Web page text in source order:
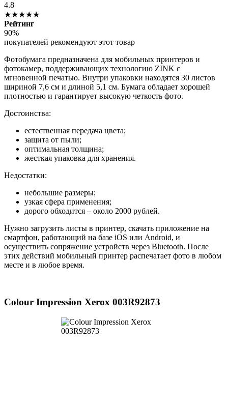
4.8
★★★★★
Рейтинг
90%
покупателей рекомендуют этот товар
Фотобумага предназначена для мобильных принтеров и
фотокамер, поддерживающих технологию ZINK с
мгновенной печатью. Внутри упаковки находятся 30 листов
шириной 7,6 см и длиной 5,1 см. Бумага обладает хорошей
плотностью и гарантирует высокую четкость фото.
Достоинства:
естественная передача цвета;
защита от пыли;
оптимальная толщина;
жесткая упаковка для хранения.
Недостатки:
небольшие размеры;
узкая сфера применения;
дорого обходится – около 2000 рублей.
Нужно загрузить листы в принтер, скачать приложение на
смартфон, работающий на базе iOS или Android, и
осуществить сопряжение устройств через Bluetooth. После
этих действий мобильный принтер распечатает фото в любом
месте и в любое время.
Colour Impression Xerox 003R92873